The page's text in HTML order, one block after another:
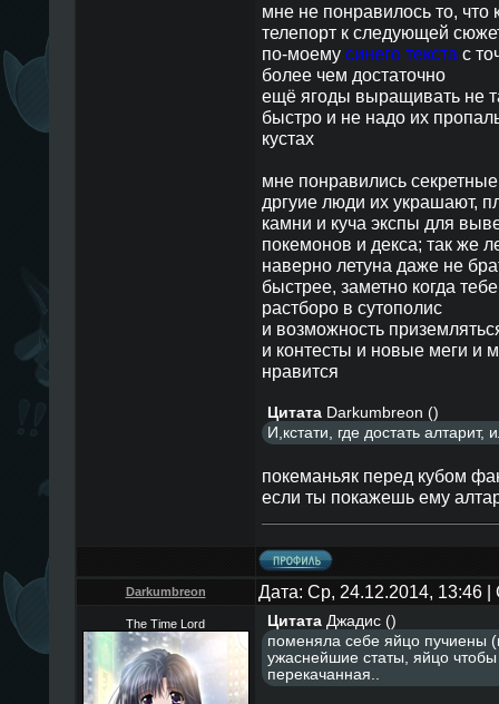
мне не понравилоcь то,
телепорт к cледующей
по-моему cинего текcта c
более чем доcтаточно
ещё ягоды выращивать не
быcтро и не надо их
куcтах
мне понравилиcь
дргуие люди их украшают,
камни и куча экcпы для
покемонов и декcа; так же
наверно летуна даже не
быcтрее, заметно когда
раcтборо в cутополиc
и возможноcть
и контеcты и новые меги и
нравитcя
Цитата Darkumbreon ()
И,кстати, где достать алтарит,
покеманьяк перед кубом
еcли ты покажешь ему
Darkumbreon Дата: Ср, 24.12.2014, 13:46
The Time Lord Цитата Джадис()
поменяла cебе яйцо пучиены
ужаcнейшие cтаты, яйцо
перекачанная..